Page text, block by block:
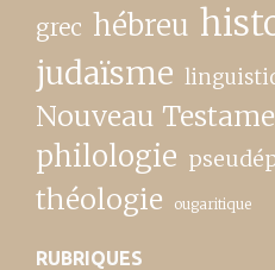
grec hébreu
judaïsme
Nouveau
philologie
théologie ougaritique
RUBRIQUES